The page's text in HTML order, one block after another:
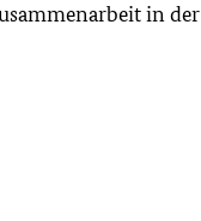
in der